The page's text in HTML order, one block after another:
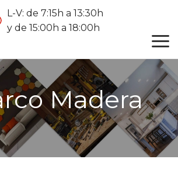
L-V: de 7:15h a 13:30h
y de 15:00h a 18:00h
Madera